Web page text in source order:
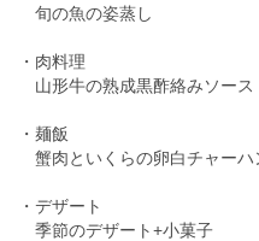
旬の魚の姿蒸し
・肉料理
山形牛の熟成黒酢絡みソース
・麺飯
蟹肉といくらの卵白チャーハ
・デザート
季節のデザート+小菓子